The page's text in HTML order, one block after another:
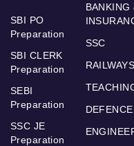
SBI PO
Preparation
SBI CLERK
Preparation
SEBI
Preparation
SSC JE
Preparation
BANKING
SSC
RAILWAYS
DEFENCE